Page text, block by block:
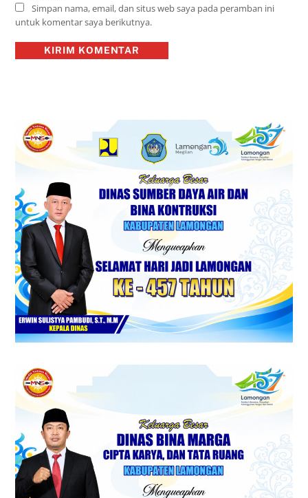
Simpan nama, email, dan situs web saya pada peramban ini
untuk komentar saya berikutnya.